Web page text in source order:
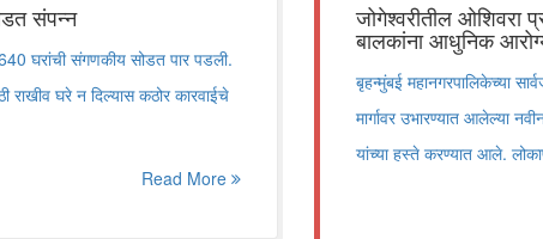
संपन्न
घरांची संगणकीय सोडत पार पडली.
राखीव घरे न दिल्यास कठोर कारवाईचे
Read More
जोगेश्वरीतील ओशिवरा
बालकांना आधुनिक
बृहन्मुंबई महानगरपालिकेच्या
मार्गावर उभारण्यात आलेल्या
यांच्या हस्ते करण्यात आले.